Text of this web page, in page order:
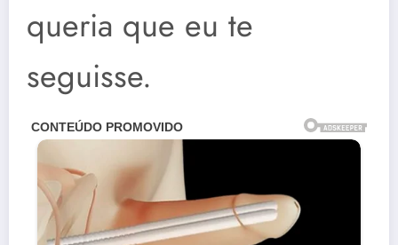
queria que eu te
seguisse.